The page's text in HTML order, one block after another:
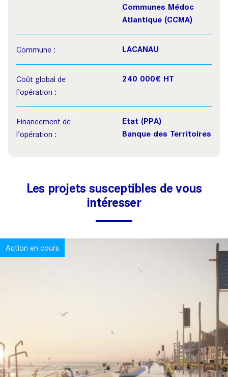
Communes Médoc
Atlantique (CCMA)
Commune : LACANAU
Coût global de
l’opération :
240 000€ HT
Financement de
l’opération :
Etat (PPA)
Banque des Territoires
Les projets susceptibles de vous
intéresser
Action en cours